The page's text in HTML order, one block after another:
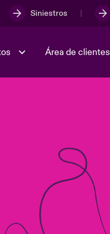
Siniestros
Área de clientes